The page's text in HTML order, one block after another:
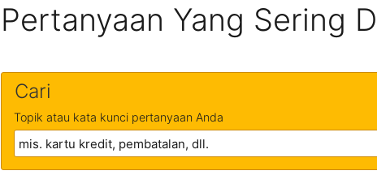
Pertanyaan Yang Sering
Cari
Topik atau kata kunci pertanyaan Anda